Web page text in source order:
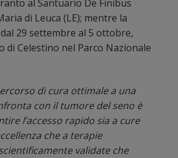
al Santuario De Finibus
di Leuca (LE); mentre la
29 settembre al 5 ottobre,
di Celestino nel Parco Nazionale
di cura ottimale a una
con il tumore del seno è
l’accesso rapido sia a cure
che a terapie
validate che